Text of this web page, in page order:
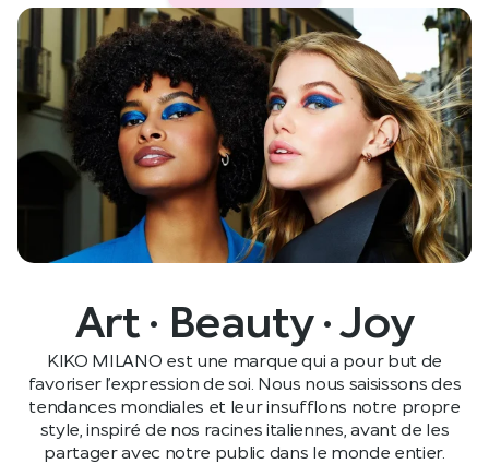
Art · Beauty · Joy
KIKO MILANO est une marque qui a pour but de
favoriser l’expression de soi. Nous nous saisissons des
tendances mondiales et leur insufflons notre propre
style, inspiré de nos racines italiennes, avant de les
partager avec notre public dans le monde entier.